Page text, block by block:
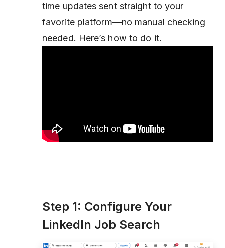
time updates sent straight to your
favorite platform—no manual checking
needed. Here’s how to do it.
Step 1: Configure Your
LinkedIn Job Search